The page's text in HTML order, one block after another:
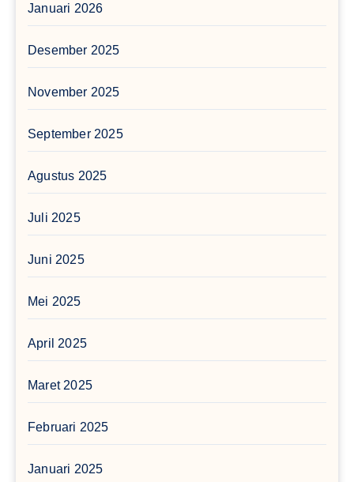
Januari 2026
Desember 2025
November 2025
September 2025
Agustus 2025
Juli 2025
Juni 2025
Mei 2025
April 2025
Maret 2025
Februari 2025
Januari 2025